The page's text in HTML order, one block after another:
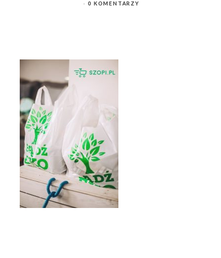
0 KOMENTARZY